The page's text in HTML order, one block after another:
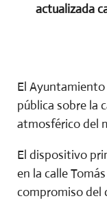
actualizada
El
pública sobre la
atmosférico del
El dispositivo
en la calle
compromiso del